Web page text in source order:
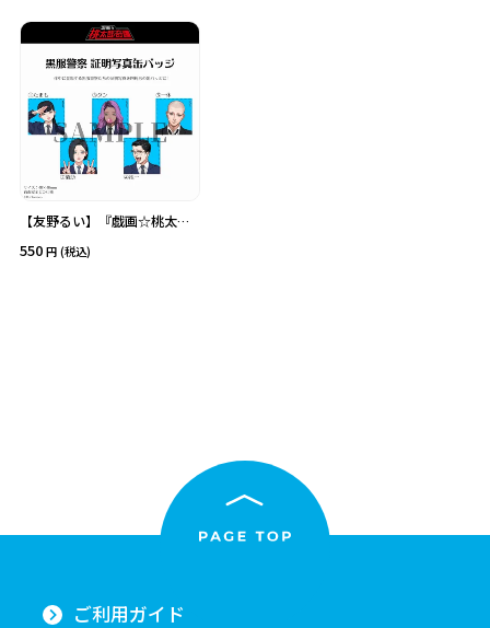
【友野るい】『戯画☆桃太郎
ッジ ⑤一休
550 (税込)
ご利用ガイド
価格
その他 在庫あり
予約販売